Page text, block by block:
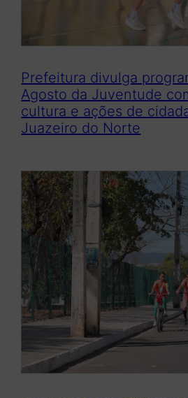
Prefeitura divulga
Agosto da Juventude
cultura e ações de
Juazeiro do Norte